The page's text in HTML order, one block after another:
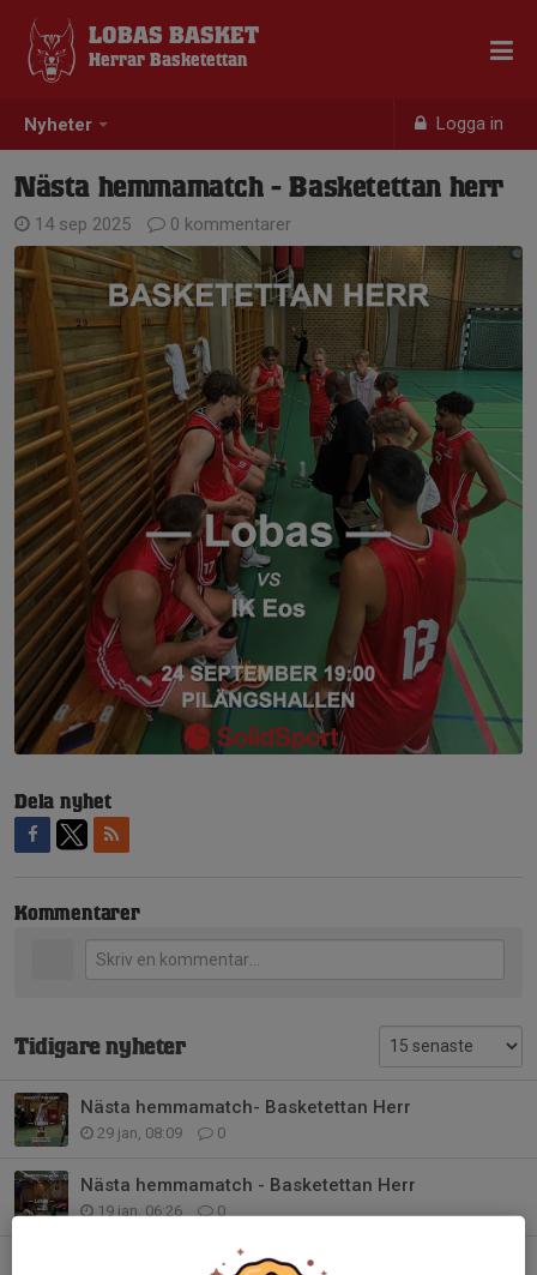
Nyheter Logga in
LOBAS BASKET
Herrar Basketettan
Nästa hemmamatch - Basketettan herr
14 sep 2025 0 kommentarer
Dela nyhet
Kommentarer
Tidigare nyheter
Nästa hemmamatch- Basketettan Herr
29 jan, 08:09 0
Nästa hemmamatch - Basketettan Herr
19 jan, 06:26 0
Årets sista hemmamatch i Basketettan